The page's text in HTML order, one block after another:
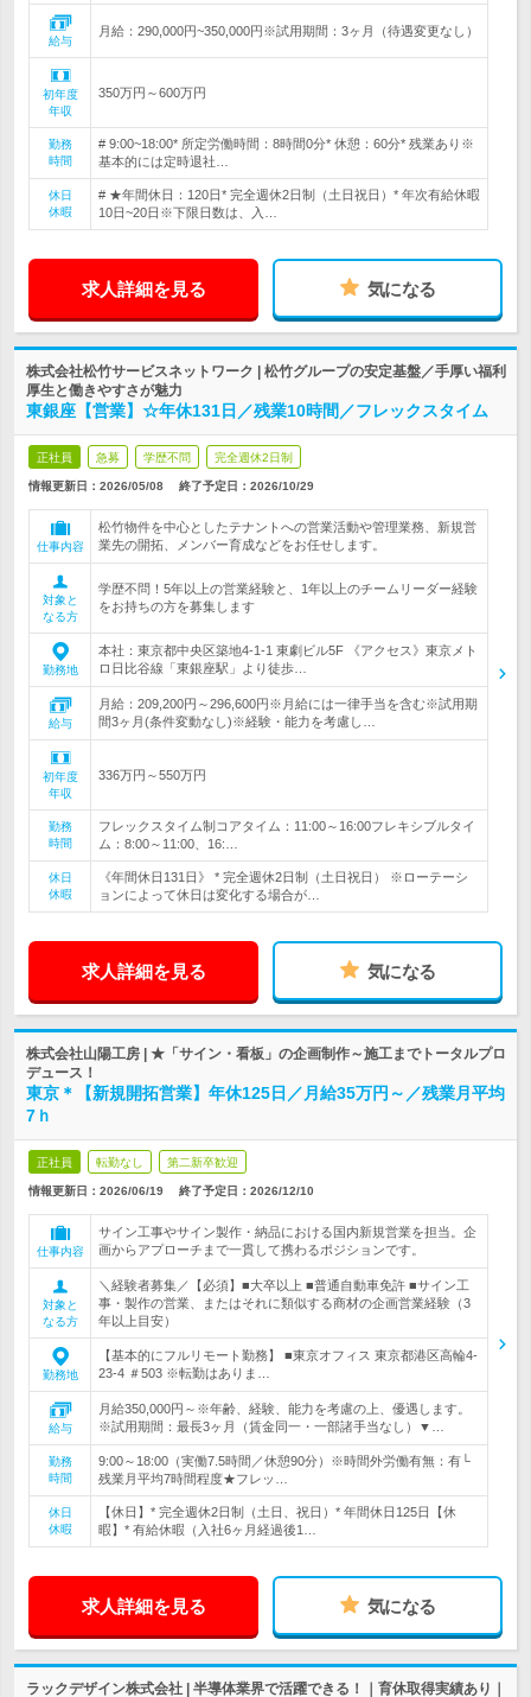
給与
月給：290,000円~350,000円※試用期間：3ヶ月（待遇変更なし）
初年度
年収
350万円～600万円
勤務
時間
# 9:00~18:00* 所定労働時間：8時間0分* 休憩：60分* 残業あり※
基本的には定時退社…
休日
休暇
# ★年間休日：120日* 完全週休2日制（土日祝日）* 年次有給休暇
10日~20日※下限日数は、入…
求人詳細を見る 気になる
株式会社松竹サービスネットワーク | 松竹グループの安定基盤／手厚い福利
厚生と働きやすさが魅力
東銀座【営業】☆年休131日／残業10時間／フレックスタイム
正社員 急募 学歴不問 完全週休2日制
情報更新日：2026/05/08 終了予定日： 2026/10/29
仕事内容
松竹物件を中心としたテナントへの営業活動や管理業務、新規営
業先の開拓、メンバー育成などをお任せします。
対象と
なる方
学歴不問！5年以上の営業経験と、1年以上のチームリーダー経験
をお持ちの方を募集します
勤務地
本社：東京都中央区築地4-1-1 東劇ビル5F 《アクセス》東京メト
ロ日比谷線「東銀座駅」より徒歩…
給与
月給：209,200円～296,600円※月給には一律手当を含む※試用期
間3ヶ月(条件変動なし)※経験・能力を考慮し…
初年度
年収
336万円～550万円
勤務
時間
フレックスタイム制コアタイム：11:00～16:00フレキシブルタイ
ム：8:00～11:00、16:…
休日
休暇
《年間休日131日》 * 完全週休2日制（土日祝日） ※ローテーシ
ョンによって休日は変化する場合が…
求人詳細を見る 気になる
株式会社山陽工房 | ★「サイン・看板」の企画制作～施工までトータルプロ
デュース！
東京＊【新規開拓営業】年休125日／月給35万円～／残業月平均
7ｈ
正社員 転勤なし 第二新卒歓迎
情報更新日：2026/06/19 終了予定日： 2026/12/10
仕事内容
サイン工事やサイン製作・納品における国内新規営業を担当。企
画からアプローチまで一貫して携わるポジションです。
対象と
なる方
＼経験者募集／【必須】■大卒以上 ■普通自動車免許 ■サイン工
事・製作の営業、またはそれに類似する商材の企画営業経験（3
年以上目安）
勤務地
【基本的にフルリモート勤務】 ■東京オフィス 東京都港区高輪4-
23-4 ＃503 ※転勤はありま…
給与
月給350,000円～※年齢、経験、能力を考慮の上、優遇します。
※試用期間：最長3ヶ月（賃金同一・一部諸手当なし）▼…
勤務
時間
9:00～18:00（実働7.5時間／休憩90分）※時間外労働有無：有└
残業月平均7時間程度★フレッ…
休日
休暇
【休日】* 完全週休2日制（土日、祝日）* 年間休日125日【休
暇】* 有給休暇（入社6ヶ月経過後1…
求人詳細を見る 気になる
ラックデザイン株式会社 | 半導体業界で活躍できる！｜育休取得実績あり｜